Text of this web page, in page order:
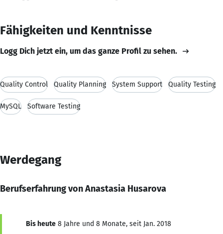
Fähigkeiten und Kenntnisse
Logg Dich jetzt ein, um das ganze Profil zu sehen.
Quality Control Quality Planning System Support Quality Testing
MySQL Software Testing
Werdegang
Berufserfahrung von Anastasia Husarova
Bis heute 8 Jahre und 8 Monate, seit Jan. 2018